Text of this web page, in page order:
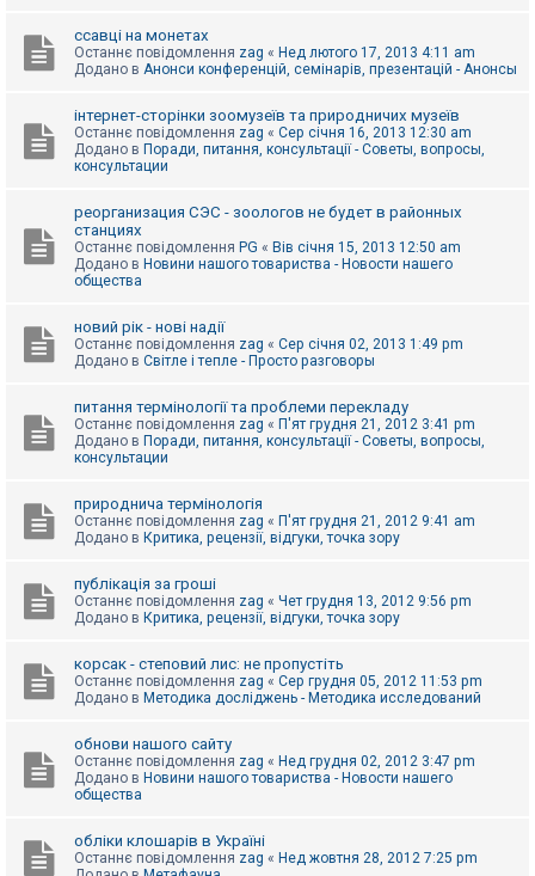
ссавці на монетах
Останнє повідомлення zag « Нед лютого 17, 2013 4:11 am
Додано в Анонси конференцій, семінарів, презентацій - Анонсы
інтернет-сторінки зоомузеїв та природничих музеїв
Останнє повідомлення zag « Сер січня 16, 2013 12:30 am
Додано в Поради, питання, консультації - Советы, вопросы,
консультации
реорганизация СЭС - зоологов не будет в районных
станциях
Останнє повідомлення PG « Вів січня 15, 2013 12:50 am
Додано в Новини нашого товариства - Новости нашего
общества
новий рік - нові надії
Останнє повідомлення zag « Сер січня 02, 2013 1:49 pm
Додано в Світле і тепле - Просто разговоры
питання термінології та проблеми перекладу
Останнє повідомлення zag « П'ят грудня 21, 2012 3:41 pm
Додано в Поради, питання, консультації - Советы, вопросы,
консультации
природнича термінологія
Останнє повідомлення zag « П'ят грудня 21, 2012 9:41 am
Додано в Критика, рецензії, відгуки, точка зору
публікація за гроші
Останнє повідомлення zag « Чет грудня 13, 2012 9:56 pm
Додано в Критика, рецензії, відгуки, точка зору
корсак - степовий лис: не пропустіть
Останнє повідомлення zag « Сер грудня 05, 2012 11:53 pm
Додано в Методика досліджень - Методика исследований
обнови нашого сайту
Останнє повідомлення zag « Нед грудня 02, 2012 3:47 pm
Додано в Новини нашого товариства - Новости нашего
общества
обліки клошарів в Україні
Останнє повідомлення zag « Нед жовтня 28, 2012 7:25 pm